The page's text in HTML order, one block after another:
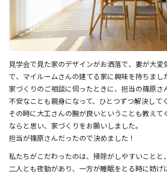
見学会で見た家のデザインがお洒落で、妻が大
で、マイルームさんの建てる家に興味を持ちまし
家づくりのご相談に伺ったときに、担当の篠原さ
不安なことも親身になって、ひとつずつ解決して
その時に大工さんの腕が良いということも教えて
ならと思い、家づくりをお願いしました。
担当が篠原さんだったので決めました！
私たちがこだわったのは、掃除がしやすいことと
二人とも夜勤があり、一方が睡眠をとる時に妨